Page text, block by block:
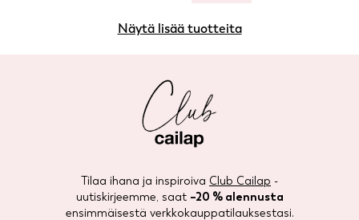
Näytä lisää tuotteita
Tilaa ihana ja inspiroiva Club Cailap -
uutiskirjeemme, saat –20 % alennusta
ensimmäisestä verkkokauppatilauksestasi.